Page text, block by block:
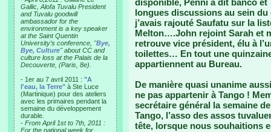
Gallic, Alofa Tuvalu President
and Tuvalu goodwill
ambassador for the
environment is a key speaker
at the Saint Quentin
University’s conference, "Bye,
Bye, Culture" about CC and
culture loss at the Palais de la
Decouverte, (Paris, 8e).
- 1er au 7 avril 2011 : "A
l'eau, la Terre" à Ste Luce
(Martinique) pour des ateliers
avec les primaires pendant la
semaine du développement
durable.
- From April 1st to 7th, 2011 :
For the national week for
disponible, Penni a dit banco
longues discussions au sein du
j’avais rajouté Saufatu sur la
Melton….John rejoint Sarah et
retrouve vice président, élu à
toilettes… En tout une
appartiennent au Bureau.
De manière quasi unanime
ne pas appartenir à Tango !
secrétaire général la semaine
Tango, l’asso des assos
tête, lorsque nous souhaitions